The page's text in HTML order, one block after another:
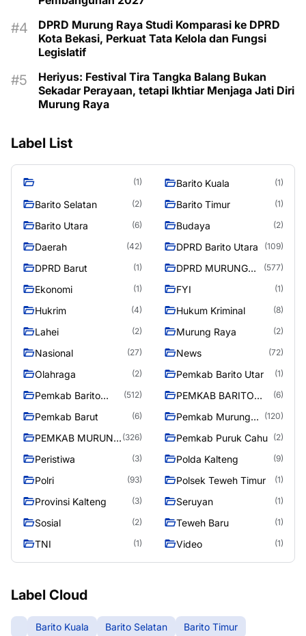
DPRD Murung Raya Studi Komparasi ke DPRD
Kota Bekasi, Perkuat Tata Kelola dan Fungsi
Legislatif
Heriyus: Festival Tira Tangka Balang Bukan
Sekadar Perayaan, tetapi Ikhtiar Menjaga Jati Diri
Murung Raya
Label List
(1) Barito Kuala (1)
Barito Selatan (2) Barito Timur (1)
Barito Utara (6) Budaya (2)
Daerah (42) DPRD Barito Utara (109)
DPRD Barut (1)
DPRD MURUNG
(577)
Ekonomi (1) FYI (1)
Hukrim (4) Hukum Kriminal (8)
Lahei (2) Murung Raya (2)
Nasional (27) News (72)
Olahraga (2) Pemkab Barito Utar (1)
Pemkab Barito
(512)
PEMKAB BARITO
(6)
Pemkab Barut (6)
Pemkab Murung
(120)
PEMKAB MURUNG (326) Pemkab Puruk Cahu (2)
Peristiwa (3) Polda Kalteng (9)
Polri (93) Polsek Teweh Timur (1)
Provinsi Kalteng (3) Seruyan (1)
Sosial (2) Teweh Baru (1)
TNI (1) Video (1)
Label Cloud
Barito Kuala Barito Selatan
Barito Timur